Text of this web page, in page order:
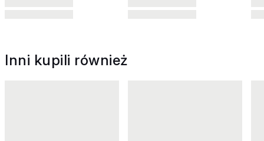
Inni kupili również